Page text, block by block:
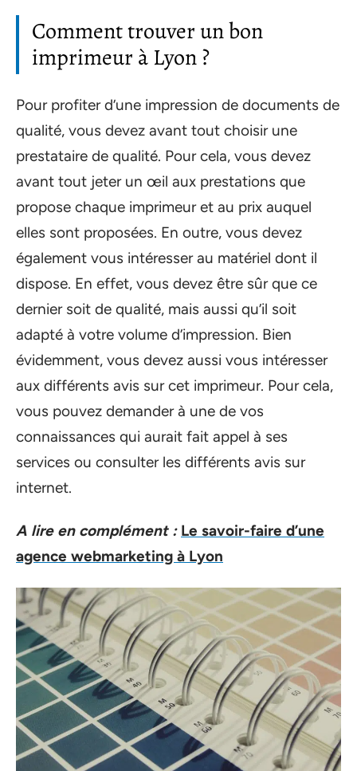
Comment trouver un bon
imprimeur à Lyon ?
Pour profiter d’une impression de documents de
qualité, vous devez avant tout choisir une
prestataire de qualité. Pour cela, vous devez
avant tout jeter un œil aux prestations que
propose chaque imprimeur et au prix auquel
elles sont proposées. En outre, vous devez
également vous intéresser au matériel dont il
dispose. En effet, vous devez être sûr que ce
dernier soit de qualité, mais aussi qu’il soit
adapté à votre volume d’impression. Bien
évidemment, vous devez aussi vous intéresser
aux différents avis sur cet imprimeur. Pour cela,
vous pouvez demander à une de vos
connaissances qui aurait fait appel à ses
services ou consulter les différents avis sur
internet.
A lire en complément : Le savoir-faire d’une
agence webmarketing à Lyon